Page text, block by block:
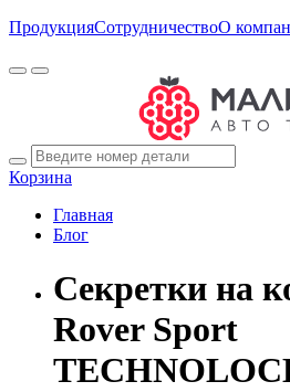
ПродукцияСотрудничествоО
Корзина
Главная
Блог
Секретки на
Rover Sport